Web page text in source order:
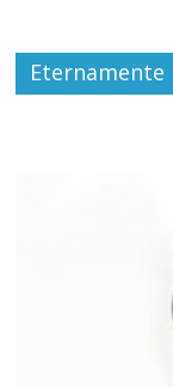
Eternamente